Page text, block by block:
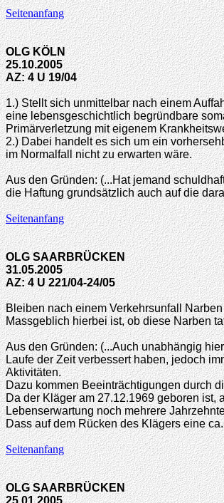
Seitenanfang
OLG KÖLN
25.10.2005
AZ: 4 U 19/04
1.) Stellt sich unmittelbar nach einem
eine lebensgeschichtlich begründbare
Primärverletzung mit eigenem
2.) Dabei handelt es sich um ein
im Normalfall nicht zu erwarten wäre.
Aus den Gründen: (...Hat jemand
die Haftung grundsätzlich auch auf die
Seitenanfang
OLG SAARBRÜCKEN
31.05.2005
AZ: 4 U 221/04-24/05
Bleiben nach einem Verkehrsunfall
Massgeblich hierbei ist, ob diese Narben
Aus den Gründen: (...Auch unabhängig
Laufe der Zeit verbessert haben, jedoch
Aktivitäten.
Dazu kommen Beeinträchtigungen durch
Da der Kläger am 27.12.1969 geboren ist,
Lebenserwartung noch mehrere
Dass auf dem Rücken des Klägers eine
Seitenanfang
OLG SAARBRÜCKEN
25.01.2005